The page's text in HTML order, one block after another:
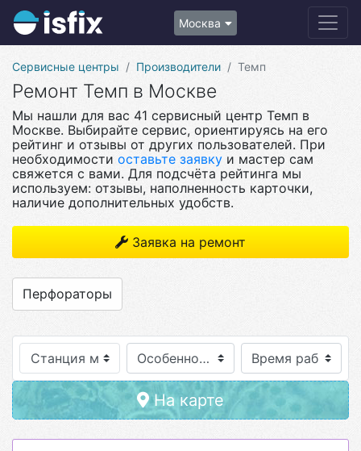
Москва
Сервисные центры Производители Темп
Ремонт Темп в Москве
Мы нашли для вас 41 сервисный центр Темп в
Москве. Выбирайте сервис, ориентируясь на его
рейтинг и отзывы от других пользователей. При
необходимости оставьте заявку и мастер сам
свяжется с вами. Для подсчёта рейтинга мы
используем: отзывы, наполненность карточки,
наличие дополнительных удобств.
Заявка на ремонт
Перфораторы
Станция метро Особенности
На карте